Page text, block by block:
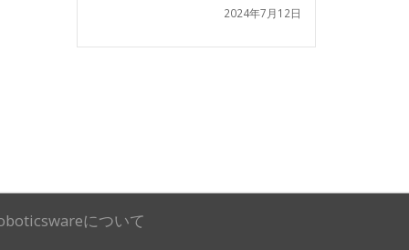
2024年7月12日
について